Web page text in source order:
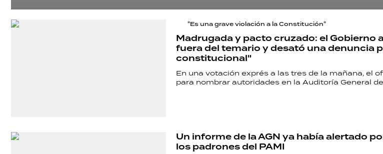
"Es una grave violación a la Constitución"
Madrugada y pacto cruzado: el Gobierno
fuera del temario y desató una denuncia
constitucional"
En una votación exprés a las tres de la mañana, el
para nombrar autoridades en la Auditoría General
Un informe de la AGN ya había alertado
los padrones del PAMI